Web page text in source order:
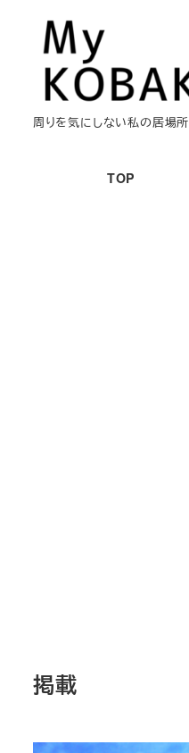
周りを気にしない私の居場所
TOP
掲載